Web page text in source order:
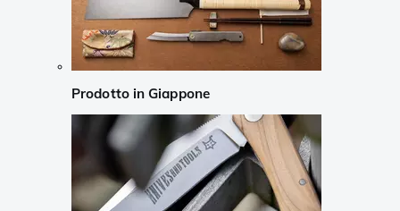
Prodotto in Giappone